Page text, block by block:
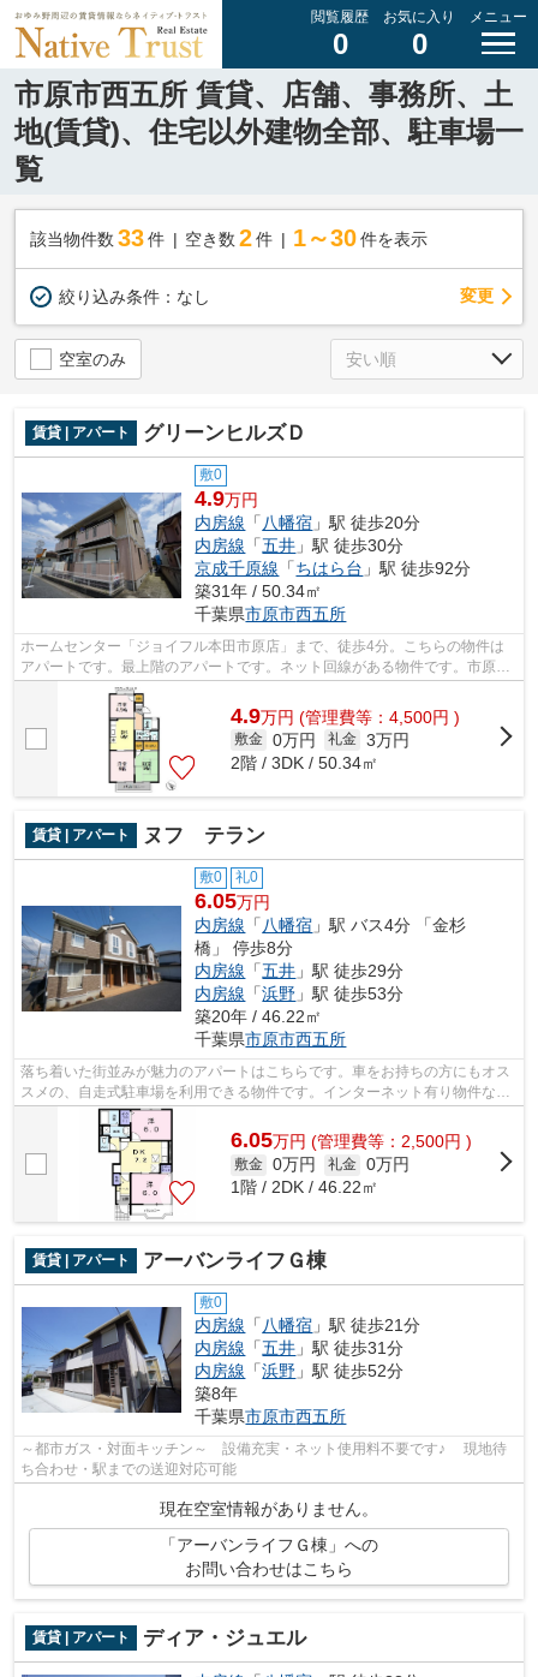
閲覧履歴
0
お気に入り
0
メニュー
市原市西五所 賃貸、店舗、事務所、土
地(賃貸)、住宅以外建物全部、駐車場一
覧
該当物件数 33件 空き数 2 件 1～30 件を表示
絞り込み条件： なし 変更
空室のみ
賃貸 | アパート グリーンヒルズＤ
敷0
4.9万円
内房線 「 八幡宿 」駅 徒歩20分
内房線 「五井 」駅 徒歩30分
京成千原線 「ちはら台 」駅 徒歩92分
築31年 / 50.34㎡
千葉県市原市西五所
ホームセンター「ジョイフル本田市原店」まで、徒歩4分。こちらの物件は
アパートです。最上階のアパートです。ネット回線がある物件です。市原市
に関する物件情報を、数多く取り扱って...
4.9万円 (管理費等：4,500円 )
敷金 0万円 礼金 3万円
2階 / 3DK / 50.34㎡
賃貸 | アパート ヌフ テラン
敷0 礼0
6.05万円
内房線 「 八幡宿 」駅 バス4分 「金杉
橋」 停歩8分
内房線 「五井 」駅 徒歩29分
内房線 「浜野 」駅 徒歩53分
築20年 / 46.22㎡
千葉県市原市西五所
落ち着いた街並みが魅力のアパートはこちらです。車をお持ちの方にもオス
スメの、自走式駐車場を利用できる物件です。インターネット有り物件なの
で、ネットをよく使う方におすすめで...
6.05万円 (管理費等：2,500円 )
敷金 0万円 礼金 0万円
1階 / 2DK / 46.22㎡
賃貸 | アパート アーバンライフＧ棟
敷0
内房線 「 八幡宿 」駅 徒歩21分
内房線 「五井 」駅 徒歩31分
内房線 「浜野 」駅 徒歩52分
築8年
千葉県市原市西五所
～都市ガス・対面キッチン～ 設備充実・ネット使用料不要です♪ 現地待
ち合わせ・駅までの送迎対応可能
現在空室情報がありません。
「アーバンライフＧ棟」への
お問い合わせはこちら
賃貸 | アパート ディア・ジュエル